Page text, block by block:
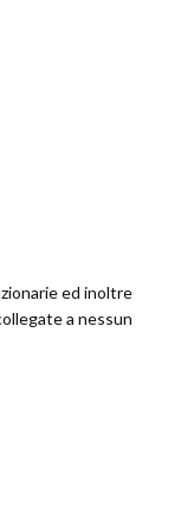
ed inoltre
a nessun